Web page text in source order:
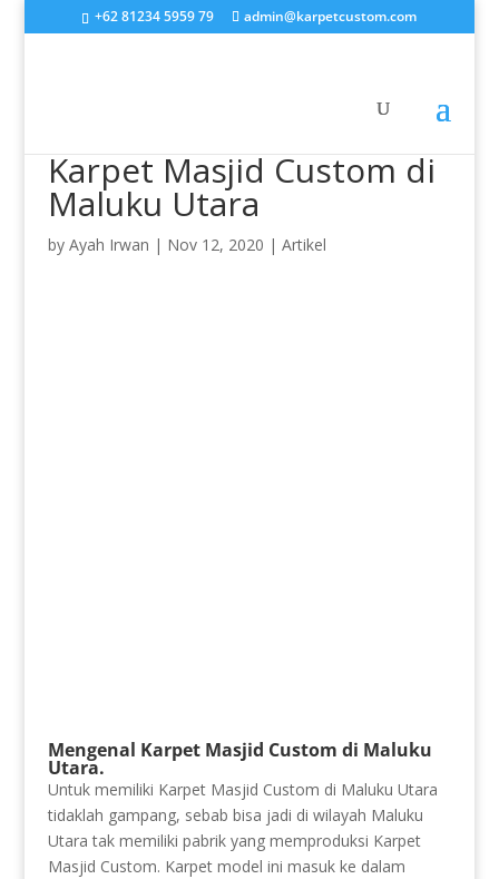
+62 81234 5959 79 admin@karpetcustom.com
Karpet Masjid Custom di
Maluku Utara
by Ayah Irwan | Nov 12, 2020 | Artikel
Mengenal Karpet Masjid Custom di Maluku
Utara.
Untuk memiliki Karpet Masjid Custom di Maluku Utara
tidaklah gampang, sebab bisa jadi di wilayah Maluku
Utara tak memiliki pabrik yang memproduksi Karpet
Masjid Custom. Karpet model ini masuk ke dalam